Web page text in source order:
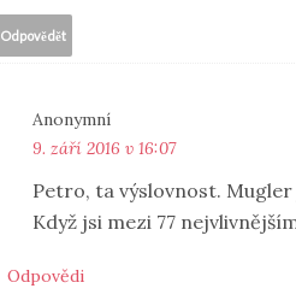
Odpovědět
Anonymní
9. září 2016 v 16:07
Petro, ta výslovnost.
Když jsi mezi 77
Odpovědi